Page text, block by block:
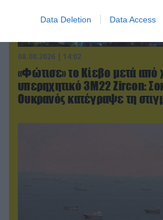
Data Deletion Data Access
08.08.2026 | 14:02
«Φώτισε» το Κίεβο μετά από
υπερηχητικό 3M22 Zircon:
Ουκρανός κατέγραψε τη